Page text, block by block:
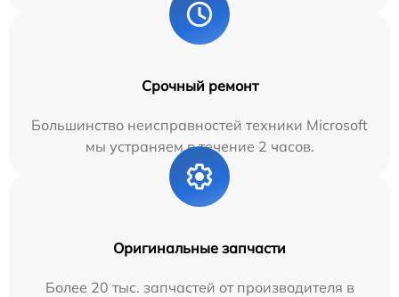
Срочный ремонт
Большинство неисправностей техники Microsoft
мы устраняем в течение 2 часов.
Оригинальные запчасти
Более 20 тыс. запчастей от производителя в